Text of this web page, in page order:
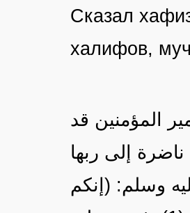
Сказал
халифов,
المؤمنين قد
ناضرة إلى ربها
عليه وسلم: (إنكم